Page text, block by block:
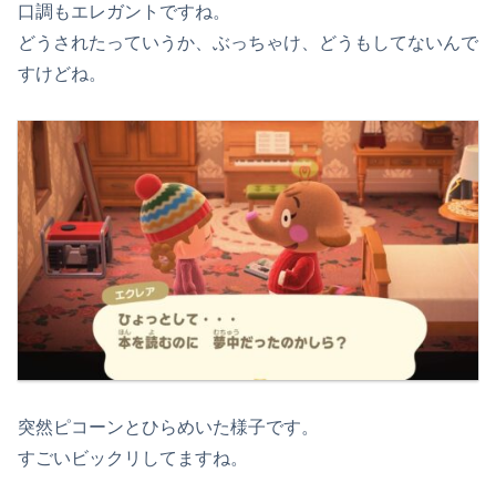
口調もエレガントですね。
どうされたっていうか、ぶっちゃけ、どうもしてないんで
すけどね。
突然ピコーンとひらめいた様子です。
すごいビックリしてますね。